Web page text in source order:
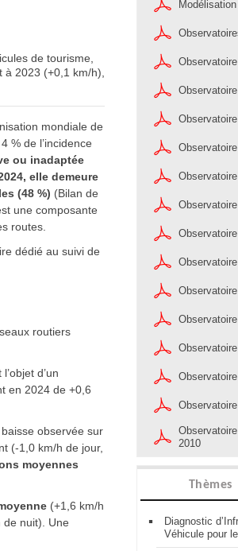
de tourisme,
2023 (+0,1 km/h),
mondiale de
% de l’incidence
ou inadaptée
elle demeure
(48 %) (Bilan de
une composante
routes.
dédié au suivi de
routiers
d’un
en 2024 de +0,6
observée sur
(-1,0 km/h de jour,
moyennes
(+1,6 km/h
de nuit). Une
2010
Thèmes
Diagnostic
Véhicule pour